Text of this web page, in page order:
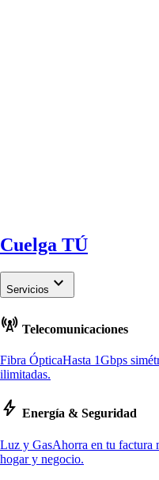
Cuelga TÚ
Servicios keyboard_arrow_down
cell_tower Telecomunicaciones
Fibra ÓpticaHasta 1Gbps
ilimitadas.
bolt Energía & Seguridad
Luz y GasAhorra en tu factura
hogar y negocio.